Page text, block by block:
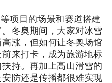
项目的场景和赛道搭建
冬奥期间，大家对冰雪
涨，但如何让冬奥场馆
来打卡，成为旅游地标
持。再加上高山滑雪的
防还是传播都很难实现